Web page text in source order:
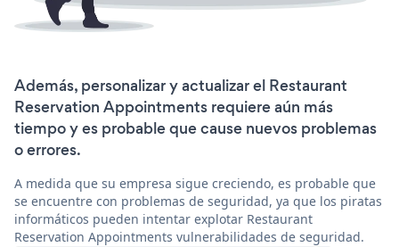
Además, personalizar y actualizar el Restaurant
Reservation Appointments requiere aún más
tiempo y es probable que cause nuevos problemas
o errores.
A medida que su empresa sigue creciendo, es probable que
se encuentre con problemas de seguridad, ya que los piratas
informáticos pueden intentar explotar Restaurant
Reservation Appointments vulnerabilidades de seguridad.